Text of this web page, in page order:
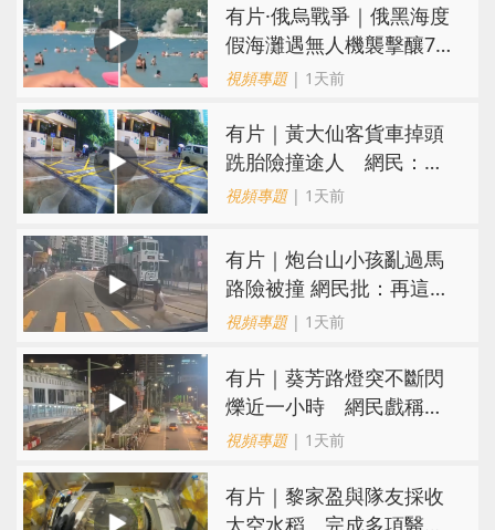
​有片·俄烏戰爭｜俄黑海度
假海灘遇無人機襲擊釀7死
40傷 俄烏各執一詞
視頻專題| 1天前
有片｜黃大仙客貨車掉頭
跣胎險撞途人 網民：飄
移得好靚喎
視頻專題| 1天前
有片｜炮台山小孩亂過馬
路險被撞 網民批：再這樣
很快轉生
視頻專題| 1天前
有片｜葵芳路燈突不斷閃
爍近一小時 網民戲稱
「葵芳夜繽紛」
視頻專題| 1天前
有片｜黎家盈與隊友採收
太空水稻 完成多項醫學